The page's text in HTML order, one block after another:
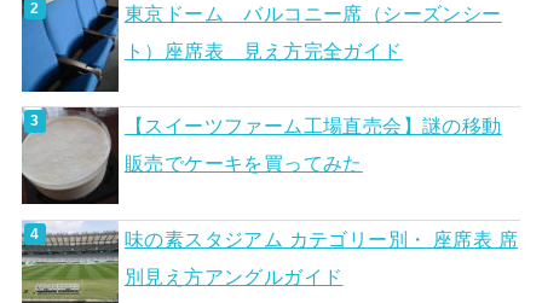
東京ドーム バルコニー席（シーズンシー
ト）座席表 見え方完全ガイド
【スイーツファーム工場直売会】謎の移動
販売でケーキを買ってみた
味の素スタジアム カテゴリー別・ 座席表 席
別見え方アングルガイド